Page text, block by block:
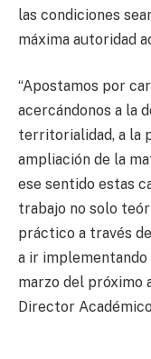
las condiciones
máxima autoridad
“Apostamos por
acercándonos a la
territorialidad, a la
ampliación de la
ese sentido estas
trabajo no solo
práctico a través
a ir
marzo del próximo
Director